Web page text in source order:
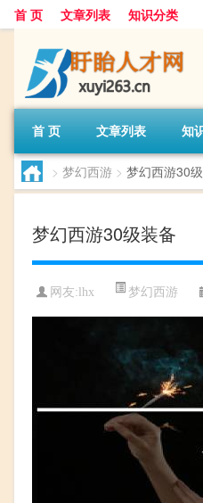
首 页 文章列表 知识分类
首 页 文章列表 知
> 梦幻西游 > 梦幻西游30
梦幻西游30级装备
网友: lhx 梦幻西游